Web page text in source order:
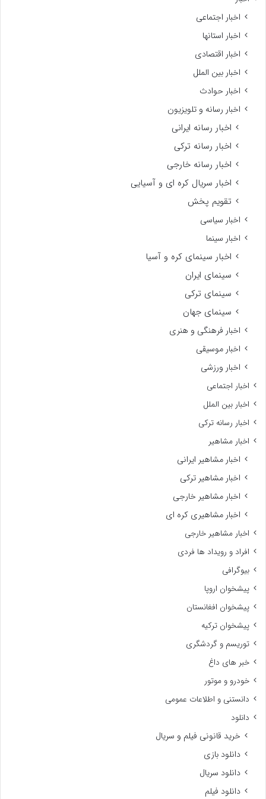
اخبار اجتماعی
اخبار استانها
اخبار اقتصادی
اخبار بین الملل
اخبار حوادث
اخبار رسانه و تلویزیون
اخبار رسانه ایرانی
اخبار رسانه ترکی
اخبار رسانه خارجی
اخبار سریال کره ای و آسیایی
تقویم پخش
اخبار سیاسی
اخبار سینما
اخبار سینمای کره و آسیا
سینمای ایران
سینمای ترکی
سینمای جهان
اخبار فرهنگی و هنری
اخبار موسیقی
اخبار ورزشی
اخبار اجتماعی
اخبار بین الملل
اخبار رسانه ترکی
اخبار مشاهیر
اخبار مشاهیر ایرانی
اخبار مشاهیر ترکی
اخبار مشاهیر خارجی
اخبار مشاهیری کره ای
اخبار مشاهیر خارجی
افراد و رویداد ها فردی
بیوگرافی
پیشخوان اروپا
پیشخوان افغانستان
پیشخوان ترکیه
توریسم و گردشگری
خبر های داغ
خودرو و موتور
دانستنی و اطلاعات عمومی
دانلود
خرید قانونی فیلم و سریال
دانلود بازی
دانلود سریال
دانلود فیلم